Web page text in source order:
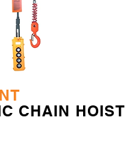
CHAIN HOIST